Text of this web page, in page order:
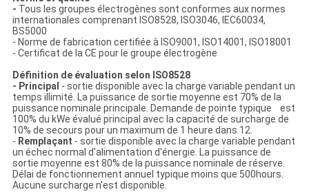
- Tous les groupes électrogènes sont conformes aux normes
internationales comprenant ISO8528, ISO3046, IEC60034,
BS5000
- Norme de fabrication certifiée à ISO9001, ISO14001, ISO18001
- Certificat de la CE pour le groupe électrogène
Définition de évaluation selon ISO8528
- Principal - sortie disponible avec la charge variable pendant un
temps illimité. La puissance de sortie moyenne est 70% de la
puissance nominale principale. Demande de pointe typique est
100% du kWe évalué principal avec la capacité de surcharge de
10% de secours pour un maximum de 1 heure dans 12.
- Remplaçant - sortie disponible avec la charge variable pendant
un échec normal d'alimentation d'énergie. La puissance de
sortie moyenne est 80% de la puissance nominale de réserve.
Délai de fonctionnement annuel typique moins que 500hours.
Aucune surcharge n'est disponible.